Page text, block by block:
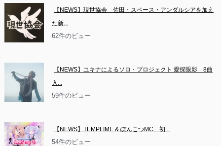
【NEWS】現世協会　佐田・スペース・アンダルシアを加え
た新...
62件のビュー
【NEWS】ユキナによるソロ・プロジェクト 愛探眼影　8曲
入...
59件のビュー
【NEWS】TEMPLIME & ぽんこつMC　初...
54件のビュー